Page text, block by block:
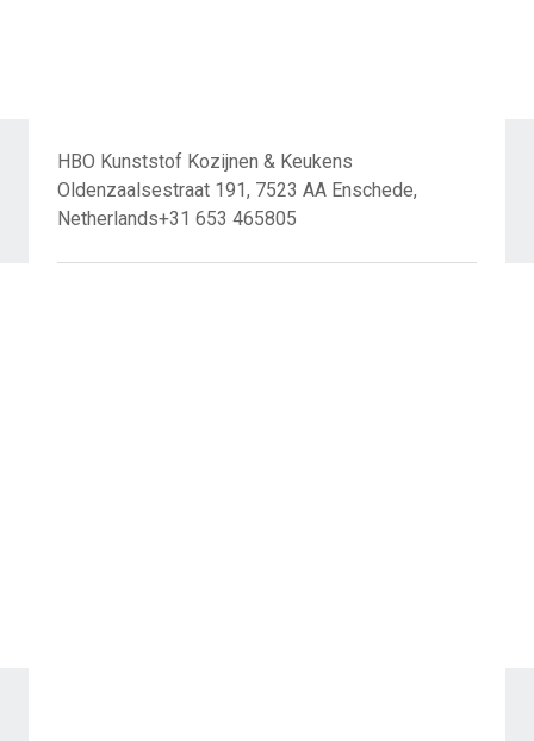
HBO Kunststof Kozijnen & Keukens
Oldenzaalsestraat 191, 7523 AA Enschede,
Netherlands+31 653 465805